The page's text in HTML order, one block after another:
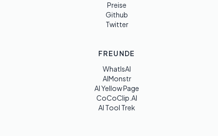
Preise
Github
Twitter
FREUNDE
WhatIsAI
AIMonstr
AI Yellow Page
CoCoClip.AI
AI Tool Trek